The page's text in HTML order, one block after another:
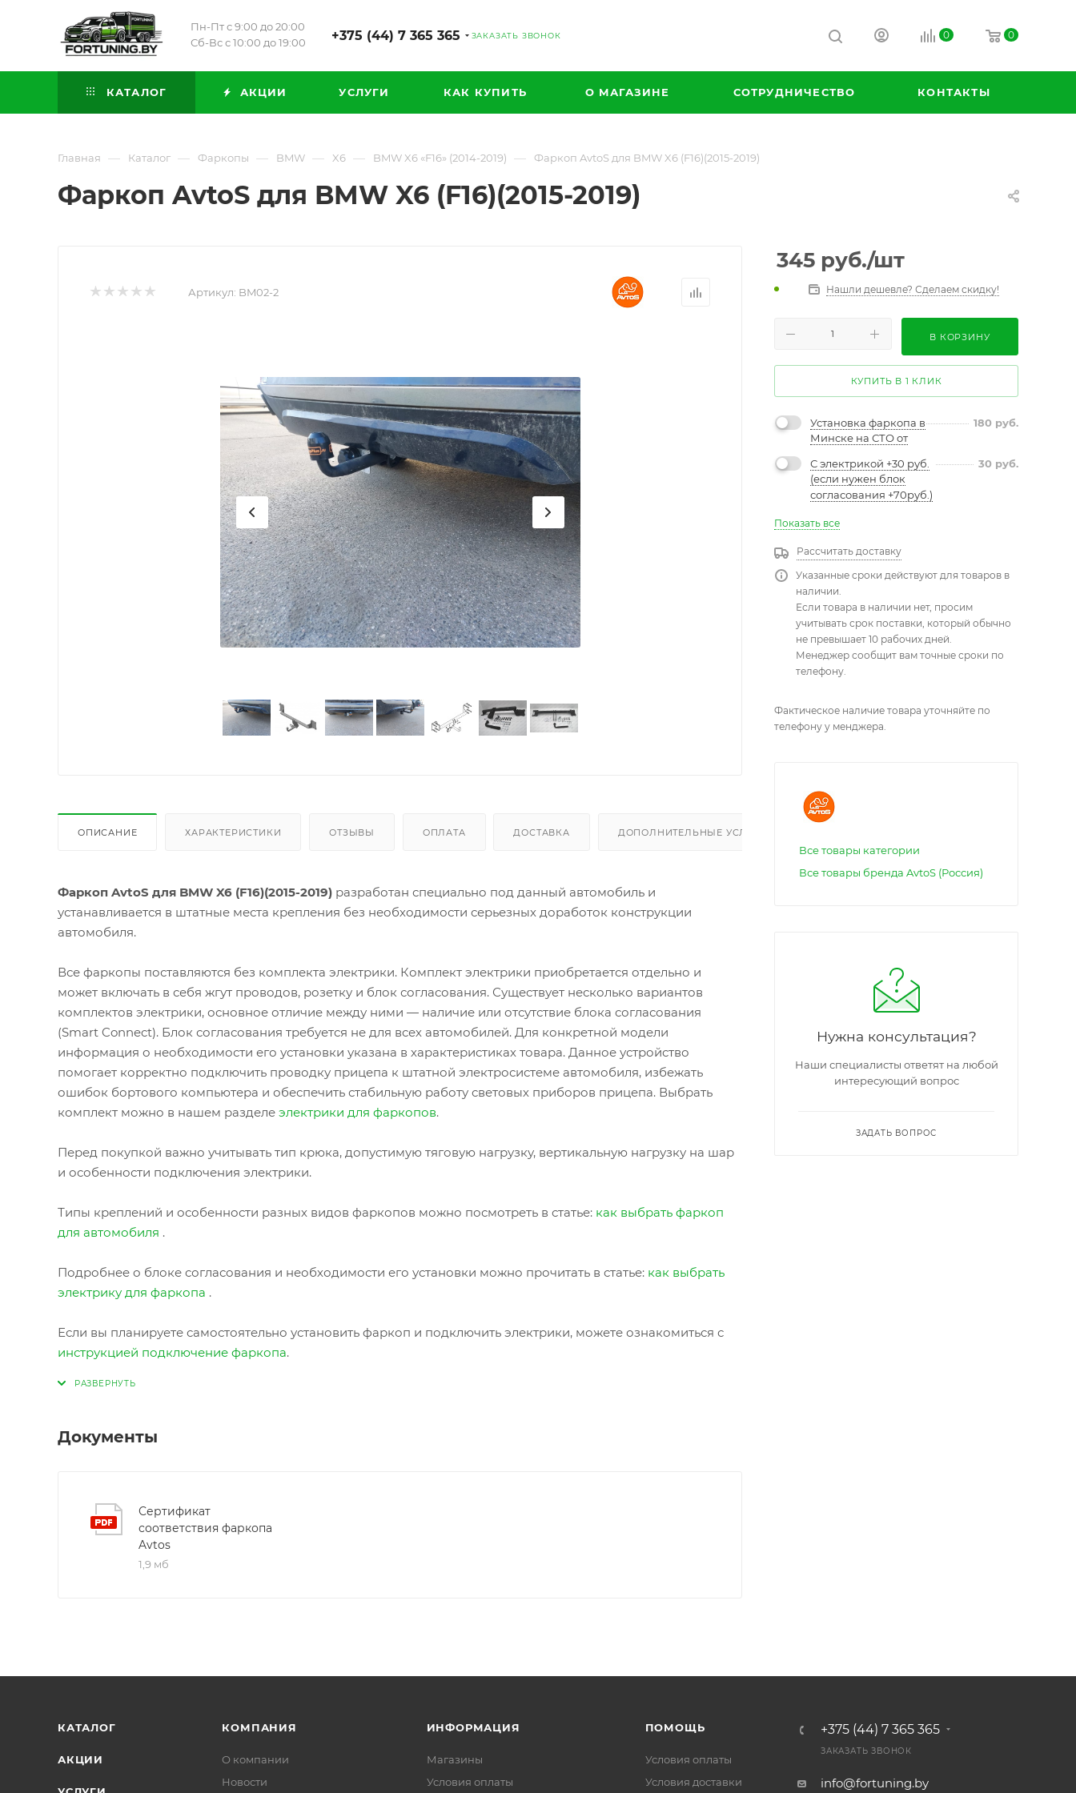
Пн-Пт с 9:00 до 20:00
Сб-Вс с 10:00 до 19:00
+375 (44) 7 365 365 ЗАКАЗАТЬ ЗВОНОК 0 0
КАТАЛОГ АКЦИИ УСЛУГИ КАК КУПИТЬ О МАГАЗИНЕ СОТРУДНИЧЕСТВО КОНТАКТЫ
Главная — Каталог — Фаркопы — BMW — X6 — BMW X6 «F16» (2014-2019) — Фаркоп AvtoS для BMW X6 (F16)(2015-2019)
Фаркоп AvtoS для BMW X6 (F16)(2015-2019)
Артикул: BM02-2
ОПИСАНИЕ ХАРАКТЕРИСТИКИ ОТЗЫВЫ ОПЛАТА ДОСТАВКА ДОПОЛНИТЕЛЬНЫЕ УСЛУГИ
Фаркоп AvtoS для BMW X6 (F16)(2015-2019) разработан специально под данный автомобиль и
устанавливается в штатные места крепления без необходимости серьезных доработок конструкции
автомобиля.
Все фаркопы поставляются без комплекта электрики. Комплект электрики приобретается отдельно и
может включать в себя жгут проводов, розетку и блок согласования. Существует несколько вариантов
комплектов электрики, основное отличие между ними — наличие или отсутствие блока согласования
(Smart Connect). Блок согласования требуется не для всех автомобилей. Для конкретной модели
информация о необходимости его установки указана в характеристиках товара. Данное устройство
помогает корректно подключить проводку прицепа к штатной электросистеме автомобиля, избежать
ошибок бортового компьютера и обеспечить стабильную работу световых приборов прицепа. Выбрать
комплект можно в нашем разделе электрики для фаркопов.
Перед покупкой важно учитывать тип крюка, допустимую тяговую нагрузку, вертикальную нагрузку на шар
и особенности подключения электрики.
Типы креплений и особенности разных видов фаркопов можно посмотреть в статье: как выбрать фаркоп
для автомобиля .
Подробнее о блоке согласования и необходимости его установки можно прочитать в статье: как выбрать
электрику для фаркопа .
Если вы планируете самостоятельно установить фаркоп и подключить электрики, можете ознакомиться с
инструкцией подключение фаркопа.
Документы
Сертификат
соответствия фаркопа
Avtos
1,9 мб
345 руб./шт
Нашли дешевле? Сделаем скидку!
В КОРЗИНУ
КУПИТЬ В 1 КЛИК
Установка фаркопа в
Минске на СТО от
180 руб.
С электрикой +30 руб.
(если нужен блок
согласования +70руб.)
30 руб.
Показать все
Рассчитать доставку
Указанные сроки действуют для товаров в
наличии.
Если товара в наличии нет, просим
учитывать срок поставки, который обычно
не превышает 10 рабочих дней.
Менеджер сообщит вам точные сроки по
телефону.
Фактическое наличие товара уточняйте по
телефону у менджера.
Все товары категории
Все товары бренда AvtoS (Россия)
Нужна консультация?
Наши специалисты ответят на любой
интересующий вопрос
ЗАДАТЬ ВОПРОС
КАТАЛОГ
АКЦИИ
КОМПАНИЯ
О компании
Новости
ИНФОРМАЦИЯ
Магазины
Условия оплаты
ПОМОЩЬ
Условия оплаты
Условия доставки
+375 (44) 7 365 365
ЗАКАЗАТЬ ЗВОНОК
info@fortuning.by